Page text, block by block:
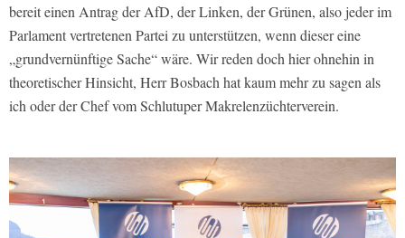
bereit einen Antrag der AfD, der Linken, der Grünen, also jeder im
Parlament vertretenen Partei zu unterstützen, wenn dieser eine
„grundvernünftige Sache“ wäre. Wir reden doch hier ohnehin in
theoretischer Hinsicht, Herr Bosbach hat kaum mehr zu sagen als
ich oder der Chef vom Schlutuper Makrelenzüchterverein.